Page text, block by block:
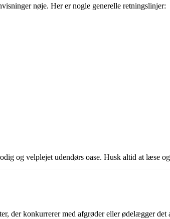
nøje. Her er nogle generelle retningslinjer:
og velplejet udendørs oase. Husk altid at læse
der konkurrerer med afgrøder eller ødelægger